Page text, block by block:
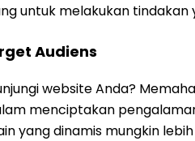
untuk melakukan tindakan
Audiens
website Anda?
menciptakan
yang dinamis mungkin